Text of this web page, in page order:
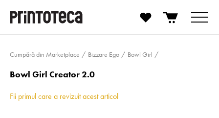
Cumpără din Marketplace Bizzare Ego Bowl Girl
Bowl Girl Creator 2.0
Fii primul care a revizuit acest articol